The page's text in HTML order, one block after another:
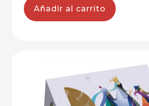
Añadir al carrito